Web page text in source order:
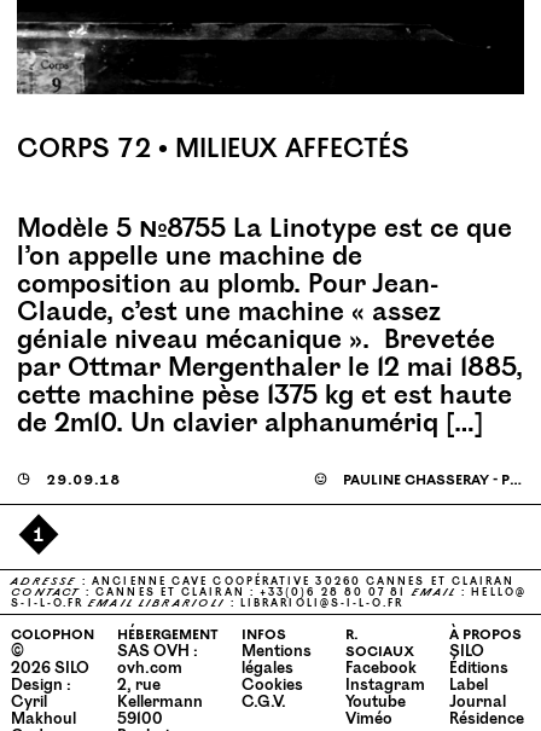
CORPS 72 • MILIEUX AFFECTÉS
Modèle 5 №8755 La Linotype est ce que
l’on appelle une machine de
composition au plomb. Pour Jean-
Claude, c’est une machine « assez
géniale niveau mécanique ». Brevetée
par Ottmar Mergenthaler le 12 mai 1885,
cette machine pèse 1375 kg et est haute
de 2m10. Un clavier alphanumériq […]
◶ 29.09.18 ☺ pauline chasseray - peraldi
1
ADRESSE : ANCIENNE CAVE COOPÉRATIVE 30260 CANNES ET CLAIRAN
CONTACT : CANNES ET CLAIRAN : +33(0)6 28 80 07 81EMAIL :HELLO@​
S-​I-​L-​O.​FR EMAIL LIBRARIOLI : LIBRARIOLI@​S-​I-​L-​O.​FR
colophon
©
2026SILO
Design :
Cyril
Makhoul
hébergement
SAS OVH :
ovh.com
2, rue
Kellermann
59100
infos
Mentions
légales
Cookies
C.G.V.
r.
sociaux
Facebook
Instagram
Youtube
Viméo
à propos
SILO
Éditions
Label
Journal
Résidence